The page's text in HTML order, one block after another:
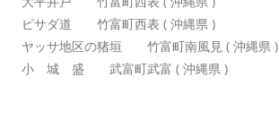
ピサダ道 竹富町西表 ( 沖縄県 )
ヤッサ地区の猪垣 竹富町南風見 ( 沖縄県 )
小 城 盛 武富町武富 ( 沖縄県 )